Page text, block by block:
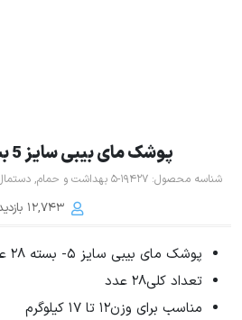
پوشک مای بیبی سایز 5 بسته 28 عددی
شناسه محصول:19427-5 بهداشت و حمام,
12,743 بازدید
پوشک مای بیبی سایز 5- بسته 28 عددی
تعداد کلی28 عدد
مناسب برای وزن12 تا 17 کیلوگرم